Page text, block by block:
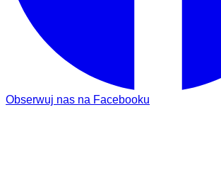
Obserwuj nas na Facebooku